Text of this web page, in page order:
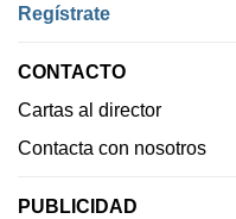
Regístrate
CONTACTO
Cartas al director
Contacta con nosotros
PUBLICIDAD